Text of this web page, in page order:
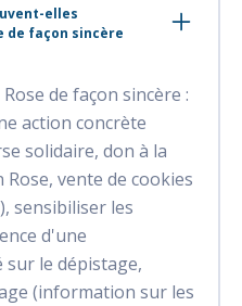
elles
de façon sincère
de façon sincère :
action concrète
solidaire, don à la
Rose, vente de cookies
sensibiliser les
d'une
le dépistage,
(information sur les